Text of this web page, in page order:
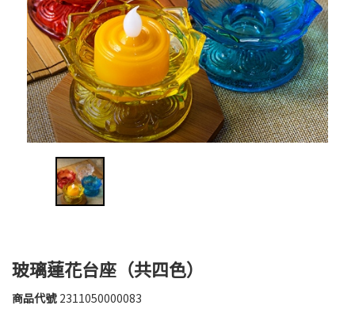
玻璃蓮花台座（共四色）
商品代號 2311050000083
2311050000083